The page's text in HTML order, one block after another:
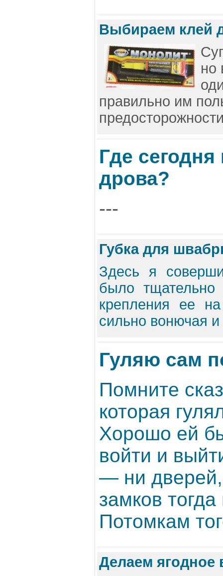
Выбираем клей
но
правильно им
Где
дрова?
---
Губка для
Здесь я
было
крепления ее
сильно вонючая
Гуляю сам
Помните
которая
Хорошо ей
войти и
— ни
замков
Потомкам
Делаем ягодное